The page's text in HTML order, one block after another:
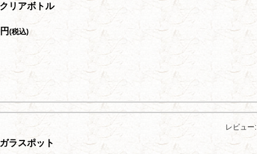
リアボトル
(税込)
レビュー:
ラスポット